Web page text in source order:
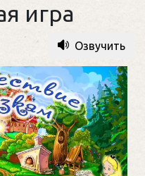
игра
Озвучить